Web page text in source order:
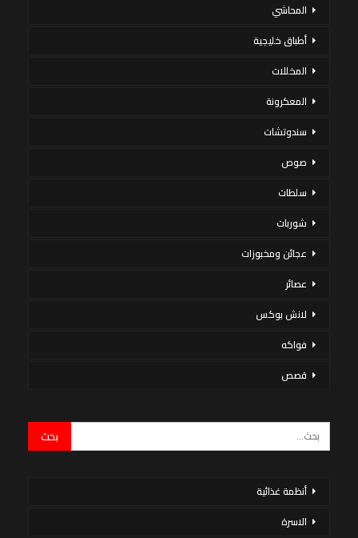
المحاشي
أطباق خليجية
المخللات
المعكرونة
سندوتشات
صوص
سلطات
شوربات
عجائن ومخبوزات
عصائر
لانش بوكس
فواكه
قصص
أنظمة غذائية
الاسرة